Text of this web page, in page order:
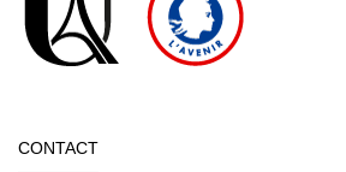
CONTACT